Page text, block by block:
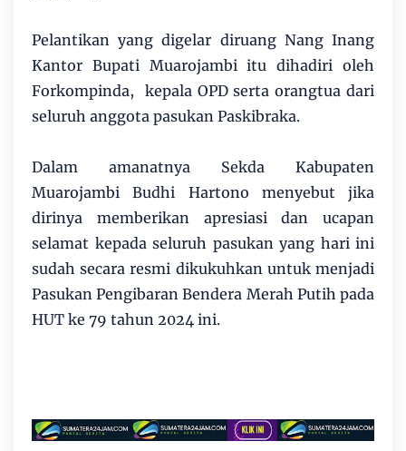
Pelantikan yang digelar diruang Nang Inang
Kantor Bupati Muarojambi itu dihadiri oleh
Forkompinda, kepala OPD serta orangtua dari
seluruh anggota pasukan Paskibraka.
Dalam amanatnya Sekda Kabupaten
Muarojambi Budhi Hartono menyebut jika
dirinya memberikan apresiasi dan ucapan
selamat kepada seluruh pasukan yang hari ini
sudah secara resmi dikukuhkan untuk menjadi
Pasukan Pengibaran Bendera Merah Putih pada
HUT ke 79 tahun 2024 ini.